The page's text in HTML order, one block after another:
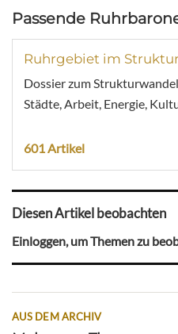
Passende
Ruhrgebiet im
Dossier zum
Städte, Arbeit, Energie,
601 Artikel
Diesen Artikel beobachten
Einloggen, um Themen zu
AUS DEM ARCHIV